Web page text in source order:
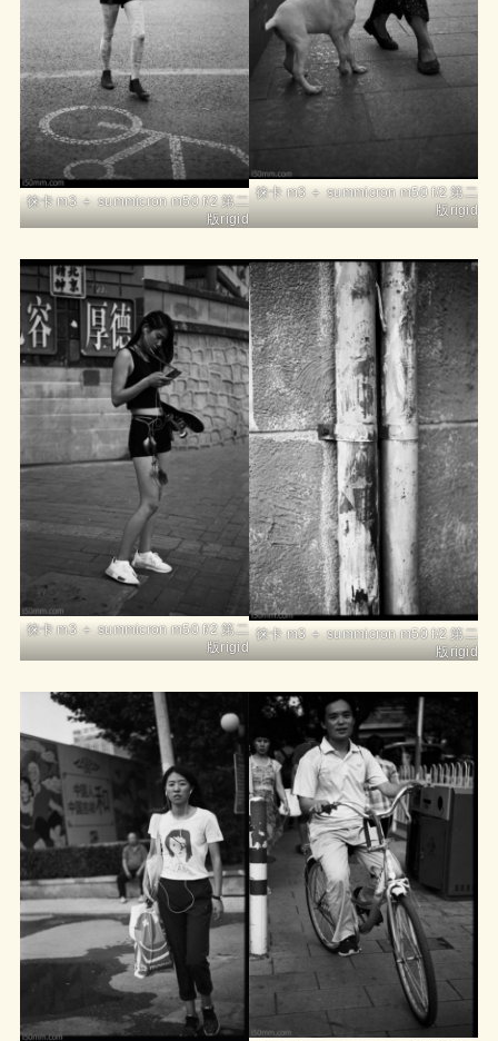
徕卡 m3 ＋ summicron m50 f/2 第二
版rigid
徕卡 m3 ＋ summicron m50 f/2 第二
版rigid
徕卡 m3 ＋ summicron m50 f/2 第二
版rigid
徕卡 m3 ＋ summicron m50 f/2 第二
版rigid